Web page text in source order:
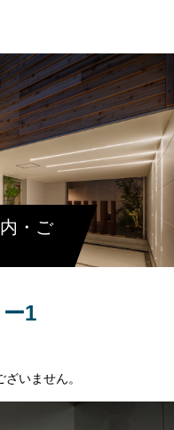
・ご
1
いません。